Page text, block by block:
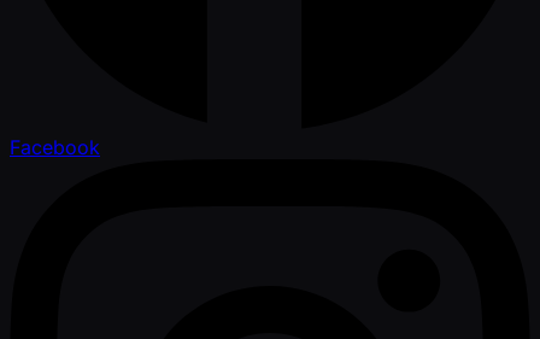
Facebook